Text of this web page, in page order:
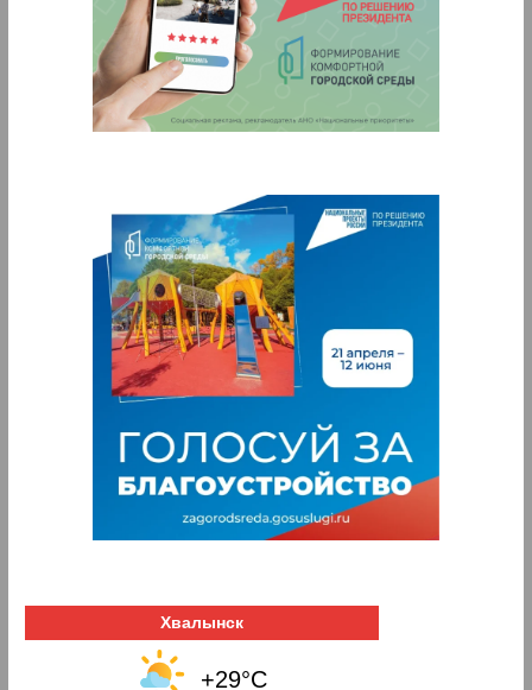
Хвалынск
+29°C